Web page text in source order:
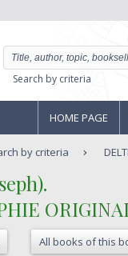
Search by criteria
HOME PAGE
by criteria
All books of this